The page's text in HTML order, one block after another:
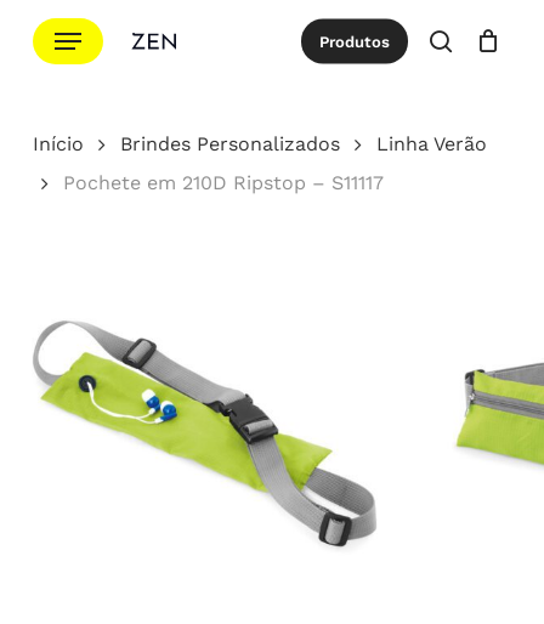
para
principal
Menu Produtos
procurar
Cotação Close
Início Brindes Personalizados
Linha Verão
Pochete em 210D Ripstop – S11117